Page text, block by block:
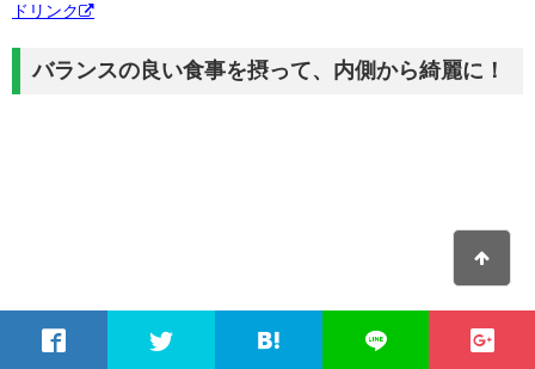
ドリンク
バランスの良い食事を摂って、内側から綺麗に！